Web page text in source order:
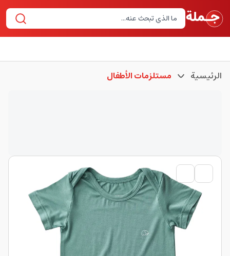
الرئيسية مستلزمات الأطفال